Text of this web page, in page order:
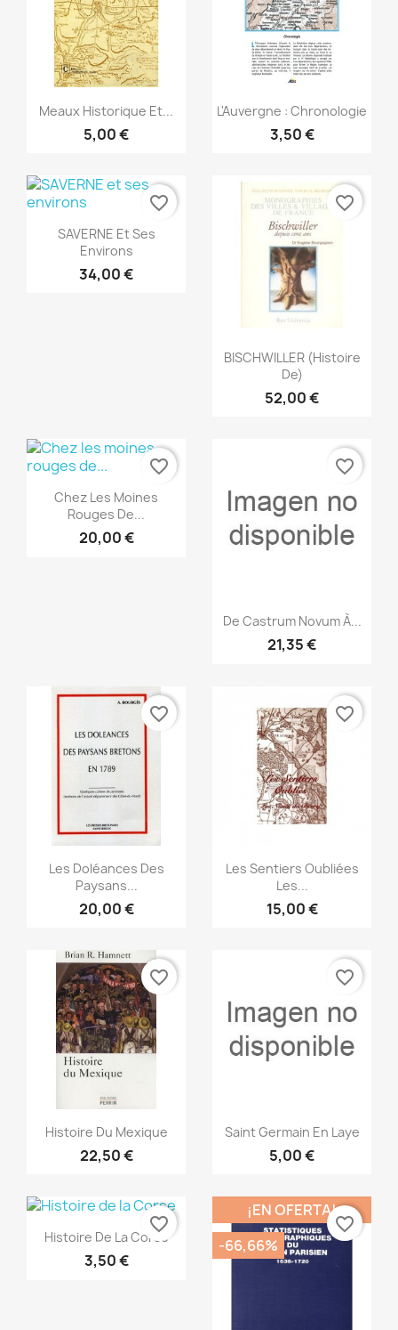
Vista rápida
Meaux Historique Et...
5,00 €
Vista rápida
L'Auvergne : Chronologie
3,50 €
Vista rápida
SAVERNE Et Ses
Environs
34,00 €
favorite_border
Vista rápida
BISCHWILLER (Histoire
De)
52,00 €
favorite_border
Vista rápida
Chez Les Moines
Rouges De...
20,00 €
favorite_border
Vista rápida
De Castrum Novum À...
21,35 €
favorite_border
Vista rápida
Les Doléances Des
Paysans...
20,00 €
favorite_border
Vista rápida
Les Sentiers Oubliées
Les...
15,00 €
favorite_border
Vista rápida
Histoire Du Mexique
22,50 €
favorite_border
Vista rápida
Saint Germain En Laye
5,00 €
favorite_border
Vista rápida
Histoire De La Corse
3,50 €
favorite_border
¡EN OFERTA!
-66,66%
favorite_border